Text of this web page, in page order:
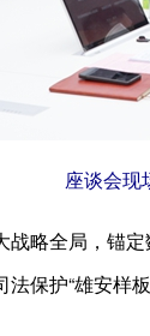
座谈会现
略全局，锚定
保护“雄安样